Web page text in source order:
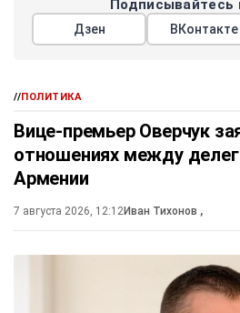
Подписывайтесь
Дзен ВКонтакте
//ПОЛИТИКА
Вице-премьер Оверчук
отношениях между
Армении
7 августа 2026, 12:12Иван Тихонов ,